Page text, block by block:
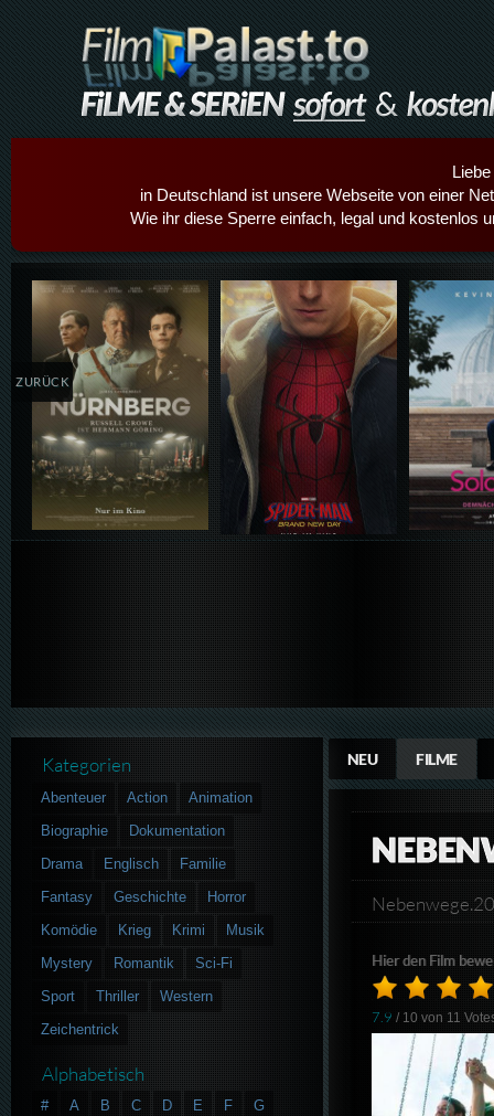
in Deutschland ist unsere Webseite von einer
Wie ihr diese Sperre einfach, legal und kostenlos
Details,Play Details,Play
ZURÜCK
NEU FILME
Hier den Film
7.9 / 10 von 11
Kategorien
Abenteuer Action
Animation
Biographie
Dokumentation
Drama
Englisch
Familie
Fantasy
Geschichte
Horror
Komödie
Krieg Krimi
Musik
Mystery
Romantik
Sci-Fi
Sport
Thriller
Western
Zeichentrick
Alphabetisch
# A B C D E F
G